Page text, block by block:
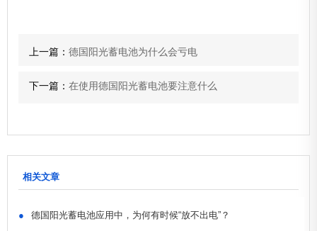
上一篇：德国阳光蓄电池为什么会亏电
下一篇：在使用德国阳光蓄电池要注意什么
相关文章
●
德国阳光蓄电池应用中，为何有时候“放不出电”？